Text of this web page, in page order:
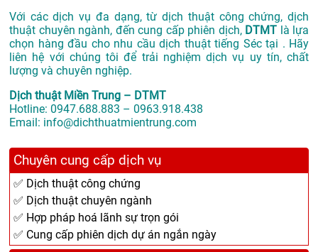
Với các dịch vụ đa dạng, từ dịch thuật công chứng, dịch
thuật chuyên ngành, đến cung cấp phiên dịch, DTMT là lựa
chọn hàng đầu cho nhu cầu dịch thuật tiếng Séc tại . Hãy
liên hệ với chúng tôi để trải nghiệm dịch vụ uy tín, chất
lượng và chuyên nghiệp.
Dịch thuật Miền Trung – DTMT
Hotline: 0947.688.883 – 0963.918.438
Email: info@dichthuatmientrung.com
Chuyên cung cấp dịch vụ
✅ Dịch thuật công chứng
✅ Dịch thuật chuyên ngành
✅ Hợp pháp hoá lãnh sự trọn gói
✅ Cung cấp phiên dịch dự án ngắn ngày